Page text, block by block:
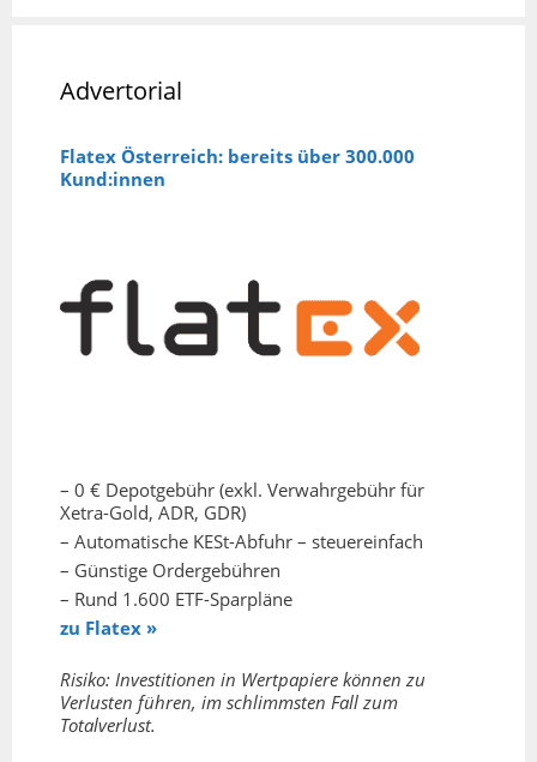
Advertorial
Flatex Österreich: bereits über 300.000
Kund:innen
– 0 € Depotgebühr (exkl. Verwahrgebühr für
Xetra-Gold, ADR, GDR)
– Automatische KESt-Abfuhr – steuereinfach
– Günstige Ordergebühren
– Rund 1.600 ETF-Sparpläne
zu Flatex »
Risiko: Investitionen in Wertpapiere können zu
Verlusten führen, im schlimmsten Fall zum
Totalverlust.